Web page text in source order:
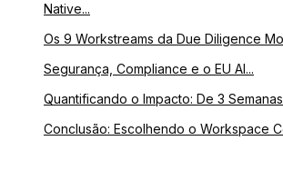
Native...
Os 9 Workstreams da Due Diligence
Segurança, Compliance e o EU AI...
Quantificando o Impacto: De 3
Conclusão: Escolhendo o Workspace